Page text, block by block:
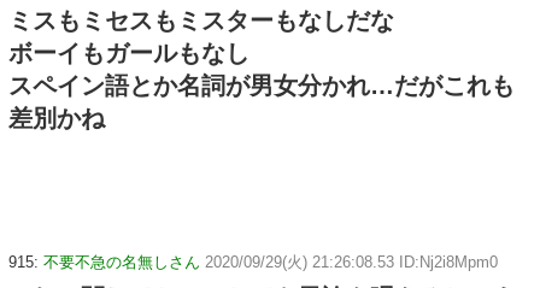
ミスもミセスもミスターもなしだな
ボーイもガールもなし
スペイン語とか名詞が男女分かれ…だがこれも
差別かね
915: 不要不急の名無しさん 2020/09/29(火) 21:26:08.53 ID:Nj2i8Mpm0